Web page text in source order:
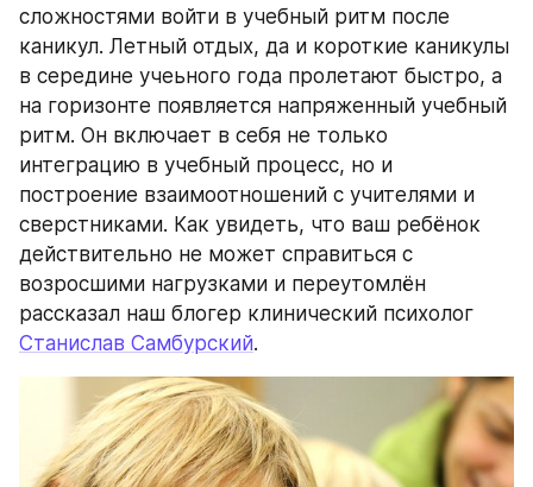
сложностями войти в учебный ритм после
каникул. Летный отдых, да и короткие каникулы
в середине учеьного года пролетают быстро, а
на горизонте появляется напряженный учебный
ритм. Он включает в себя не только
интеграцию в учебный процесс, но и
построение взаимоотношений с учителями и
сверстниками. Как увидеть, что ваш ребёнок
действительно не может справиться с
возросшими нагрузками и переутомлён
Станислав Самбурский.